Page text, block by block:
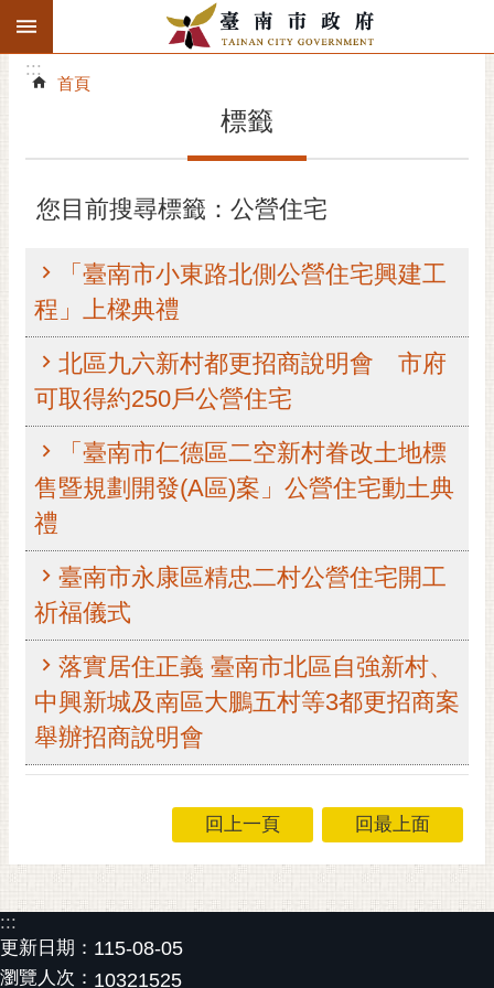
跳到主要內容區塊
搜
階
精彩府城
市府團隊
主題服務
市政資訊
市民互動
黃
偉
螢
光
泉
桐
花
站
覽
訂
:::
:::
首頁
標籤
您目前搜尋標籤：公營住宅
「臺南市小東路北側公營住宅興建工
程」上樑典禮
北區九六新村都更招商說明會 市府
可取得約250戶公營住宅
「臺南市仁德區二空新村眷改土地標
售暨規劃開發(A區)案」公營住宅動土典
禮
臺南市永康區精忠二村公營住宅開工
祈福儀式
落實居住正義 臺南市北區自強新村、
中興新城及南區大鵬五村等3都更招商案
舉辦招商說明會
回上一頁 回最上面
:::
更新日期： 115-08-05
瀏覽人次： 10321525